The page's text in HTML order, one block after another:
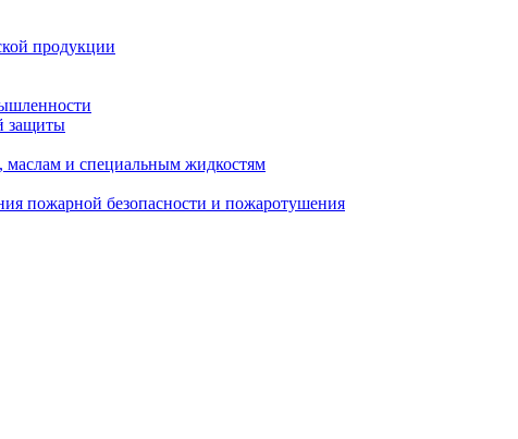
продукции
защиты
маслам и специальным жидкостям
пожарной безопасности и пожаротушения